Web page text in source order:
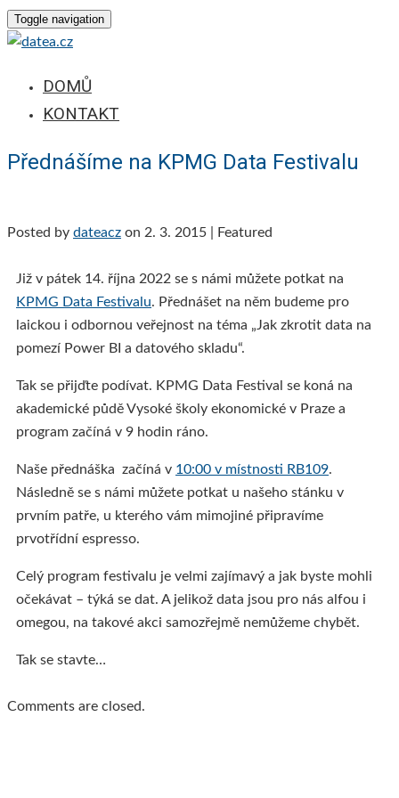
Toggle navigation
DOMŮ
KONTAKT
Přednášíme na KPMG Data Festivalu
Posted by dateacz on 2. 3. 2015 | Featured
Již v pátek 14. října 2022 se s námi můžete potkat na
KPMG Data Festivalu. Přednášet na něm budeme pro
laickou i odbornou veřejnost na téma „Jak zkrotit data na
pomezí Power BI a datového skladu“.
Tak se přijďte podívat. KPMG Data Festival se koná na
akademické půdě Vysoké školy ekonomické v Praze a
program začíná v 9 hodin ráno.
Naše přednáška začíná v 10:00 v místnosti RB109.
Následně se s námi můžete potkat u našeho stánku v
prvním patře, u kterého vám mimojiné připravíme
prvotřídní espresso.
Celý program festivalu je velmi zajímavý a jak byste mohli
očekávat – týká se dat. A jelikož data jsou pro nás alfou i
omegou, na takové akci samozřejmě nemůžeme chybět.
Tak se stavte…
Comments are closed.